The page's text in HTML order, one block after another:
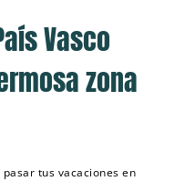
Vasco
zona
tus vacaciones en